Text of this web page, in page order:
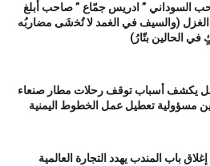
السوداني ” ادريس جمّاع ” صاحب أبلغ
(وﺍﻟﺴﻴﻒ ﻓﻲ الغمد ﻻ ﺗُﺨشَى مضاربُه
ﺍﻟﺤﺎﻟﻴﻦ ﺑﺘّﺎﺭُ)
يكشف أسباب توقف رحلات مطار صنعاء
مسؤولية تعطيل عمل الخطوط اليمنية
باب المندب يهدد التجارة العالمية